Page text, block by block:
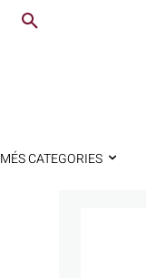
MÉS CATEGORIES